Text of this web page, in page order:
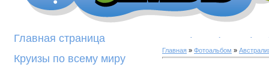
Главная страница
Круизы по всему миру
Главная » Фотоальбом »